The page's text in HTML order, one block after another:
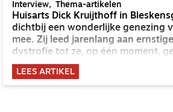
Interview Thema-artikelen
Huisarts Dick Kruijthoff in
dichtbij een wonderlijke genezing
mee. Zij leed jarenlang aan
dystrofie tot ze, op één moment,
Deze gebeurtenis stimuleerde
onderzoek naar gebedsgenezing.
en wat niet? Wat zijn de feiten?
LEES ARTIKEL